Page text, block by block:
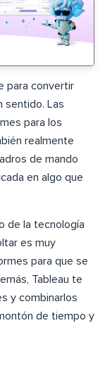
para convertir
sentido. Las
para los
realmente
de mando
en algo que
de la tecnología
es muy
para que se
Tableau te
y combinarlos
de tiempo y